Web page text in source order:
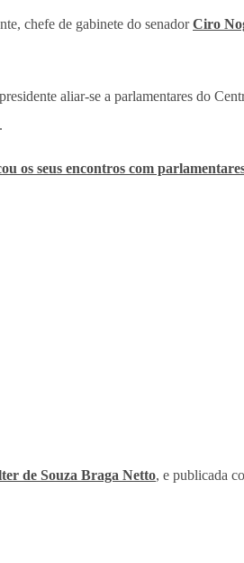
chefe de gabinete do senadorCiro
aliar-se a parlamentares do
os seus encontros com
de Souza Braga Netto, e publicada